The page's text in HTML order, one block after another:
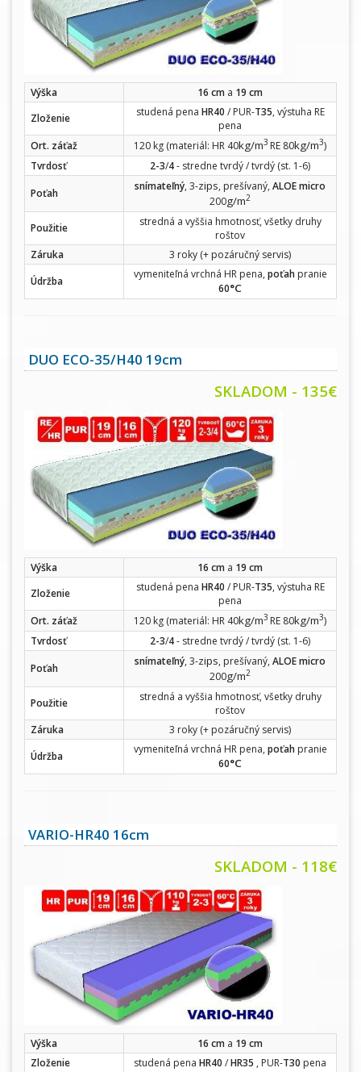
Výška 16 cm a 19 cm
Zloženie
studená pena HR40 / PUR-T35, výstuha RE
pena
Ort. záťaž
120 kg (materiál: HR 40kg/m3 RE 80kg/m3)
Tvrdosť
2-3/4- stredne tvrdý / tvrdý (st. 1-6)
Poťah
snímateľný, 3-zips, prešívaný, ALOE micro
200g/m2
Použitie
stredná a vyššia hmotnosť, všetky druhy
roštov
Záruka
3 roky (+ pozáručný servis)
Údržba
vymeniteľná vrchná HR pena, poťahpranie
60°C
DUO ECO-35/H40 19cm
SKLADOM - 135€
Výška 16 cm a 19 cm
Zloženie
studená pena HR40 / PUR-T35, výstuha RE
pena
Ort. záťaž
120 kg (materiál: HR 40kg/m3 RE 80kg/m3)
Tvrdosť
2-3/4- stredne tvrdý / tvrdý (st. 1-6)
Poťah
snímateľný, 3-zips, prešívaný, ALOE micro
200g/m2
Použitie
stredná a vyššia hmotnosť, všetky druhy
roštov
Záruka
3 roky (+ pozáručný servis)
Údržba
vymeniteľná vrchná HR pena, poťahpranie
60°C
VARIO-HR40 16cm
SKLADOM - 118€
Výška 16 cm a 19 cm
Zloženie
studená pena HR40 /HR35 , PUR-T30 pena